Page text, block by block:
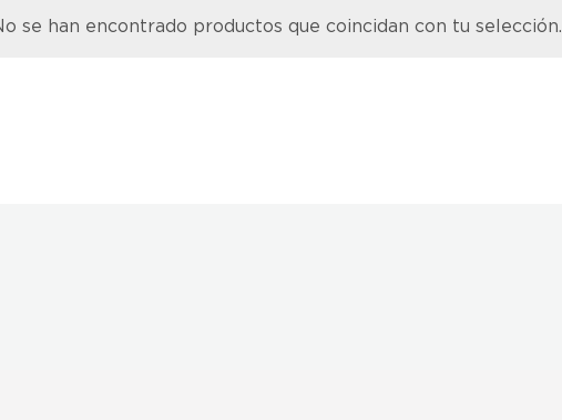
se han encontrado productos que coincidan con tu selección.